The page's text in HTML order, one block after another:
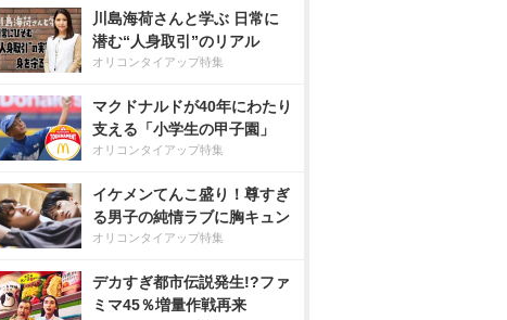
川島海荷さんと学ぶ 日常に
潜む“人身取引”のリアル
オリコンタイアップ特集
マクドナルドが40年にわたり
支える「小学生の甲子園」
オリコンタイアップ特集
イケメンてんこ盛り！尊すぎ
る男子の純情ラブに胸キュン
オリコンタイアップ特集
デカすぎ都市伝説発生!?ファ
ミマ45％増量作戦再来